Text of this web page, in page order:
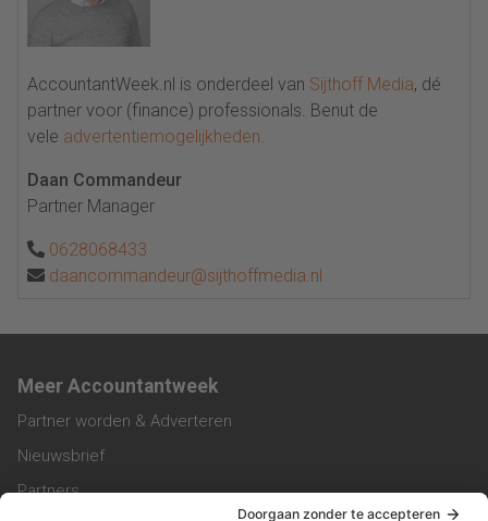
AccountantWeek.nl is onderdeel van Sijthoff Media, dé
partner voor (finance) professionals. Benut de
vele advertentiemogelijkheden.
Daan Commandeur
Partner Manager
0628068433
daancommandeur@sijthoffmedia.nl
Meer Accountantweek
Partner worden & Adverteren
Nieuwsbrief
Partners